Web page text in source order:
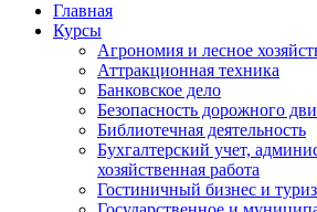
Главная
Курсы
Агрономия и лесное
Аттракционная техника
Банковское дело
Безопасность дорожного
Библиотечная деятельность
Бухгалтерский учет,
хозяйственная работа
Гостиничный бизнес и